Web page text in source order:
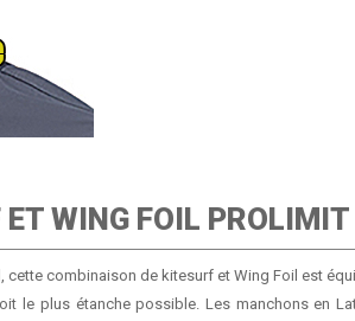
WING FOIL
combinaison de kitesurf et Wing Foil est
le plus étanche possible. Les manchons en